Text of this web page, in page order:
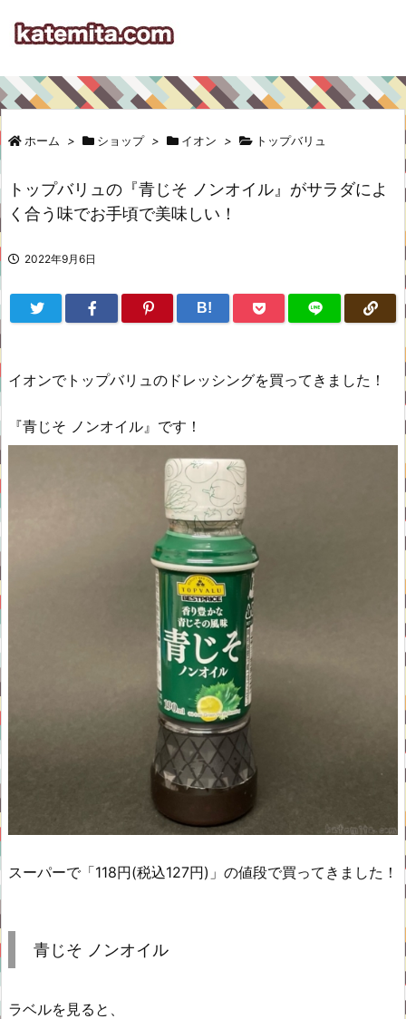
ホーム > ショップ > イオン > トップバリュ
トップバリュの『青じそ ノンオイル』がサラダによ
く合う味でお手頃で美味しい！
2022年9月6日
B!
イオンでトップバリュのドレッシングを買ってきました！
『青じそ ノンオイル』です！
スーパーで「118円(税込127円)」の値段で買ってきました！
青じそ ノンオイル
ラベルを見ると、